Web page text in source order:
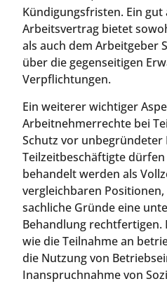
Kündigungsfristen. Ein
Arbeitsvertrag bietet
als auch dem Arbeitgeber
über die gegenseitigen
Verpflichtungen.
Ein weiterer wichtiger
Arbeitnehmerrechte bei
Schutz vor unbegründeter
Teilzeitbeschäftigte
behandelt werden als
vergleichbaren Positionen,
sachliche Gründe eine
Behandlung rechtfertigen.
wie die Teilnahme an
die Nutzung von
Inanspruchnahme von